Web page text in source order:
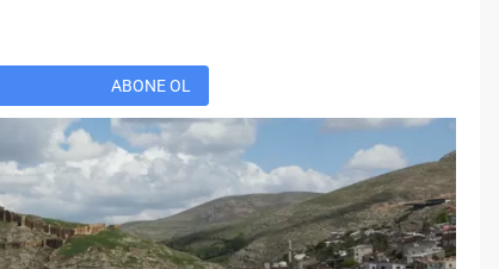
ABONE OL
Duyularla mı, Duygularla mı
Öğreniriz?
Öğrenme, istisnasız tüm
toplumların gelişiminde ve
değişiminde geniş yer etmiş